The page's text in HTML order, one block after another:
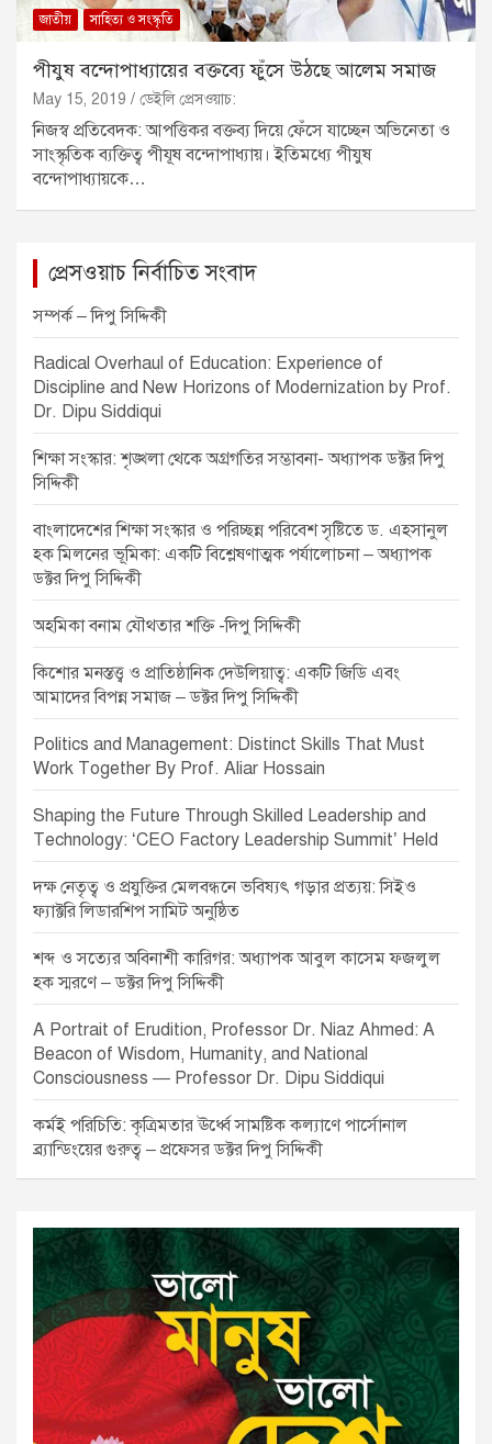
জাতীয় সাহিত্য ও সংস্কৃতি
পীযুষ বন্দোপাধ্যায়ের বক্তব্যে ফুঁসে উঠছে আলেম সমাজ
May 15, 2019 ডেইলি প্রেসওয়াচ:
নিজস্ব প্রতিবেদক: আপত্তিকর বক্তব্য দিয়ে ফেঁসে যাচ্ছেন অভিনেতা ও
সাংস্কৃতিক ব্যক্তিত্ব পীযূষ বন্দোপাধ্যায়। ইতিমধ্যে পীযুষ
বন্দোপাধ্যায়কে…
প্রেসওয়াচ নির্বাচিত সংবাদ
সম্পর্ক – দিপু সিদ্দিকী
Radical Overhaul of Education: Experience of
Discipline and New Horizons of Modernization by Prof.
Dr. Dipu Siddiqui
শিক্ষা সংস্কার: শৃঙ্খলা থেকে অগ্রগতির সম্ভাবনা- অধ্যাপক ডক্টর দিপু
সিদ্দিকী
বাংলাদেশের শিক্ষা সংস্কার ও পরিচ্ছন্ন পরিবেশ সৃষ্টিতে ড. এহসানুল
হক মিলনের ভূমিকা: একটি বিশ্লেষণাত্মক পর্যালোচনা – অধ্যাপক
ডক্টর দিপু সিদ্দিকী
অহমিকা বনাম যৌথতার শক্তি -দিপু সিদ্দিকী
কিশোর মনস্তত্ত্ব ও প্রাতিষ্ঠানিক দেউলিয়াত্ব: একটি জিডি এবং
আমাদের বিপন্ন সমাজ – ডক্টর দিপু সিদ্দিকী
Politics and Management: Distinct Skills That Must
Work Together By Prof. Aliar Hossain
Shaping the Future Through Skilled Leadership and
Technology: ‘CEO Factory Leadership Summit’ Held
দক্ষ নেতৃত্ব ও প্রযুক্তির মেলবন্ধনে ভবিষ্যৎ গড়ার প্রত্যয়: সিইও
ফ্যাক্টরি লিডারশিপ সামিট অনুষ্ঠিত
শব্দ ও সত্যের অবিনাশী কারিগর: অধ্যাপক আবুল কাসেম ফজলুল
হক স্মরণে – ডক্টর দিপু সিদ্দিকী
A Portrait of Erudition, Professor Dr. Niaz Ahmed: A
Beacon of Wisdom, Humanity, and National
Consciousness — Professor Dr. Dipu Siddiqui
কর্মই পরিচিতি: কৃত্রিমতার ঊর্ধ্বে সামষ্টিক কল্যাণে পার্সোনাল
ব্র্যান্ডিংয়ের গুরুত্ব – প্রফেসর ডক্টর দিপু সিদ্দিকী